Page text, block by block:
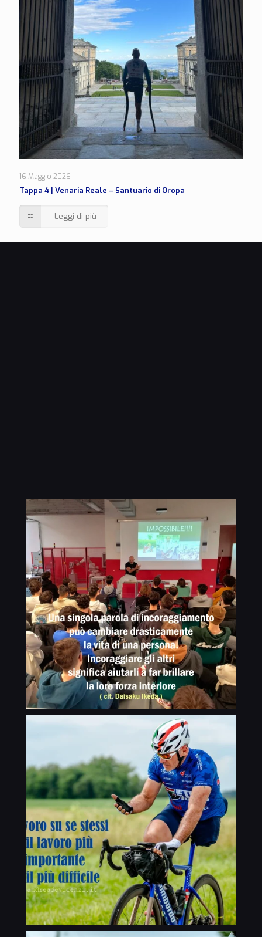
16 Maggio 2026
Tappa 4 | Venaria Reale – Santuario di Oropa
Leggi di più